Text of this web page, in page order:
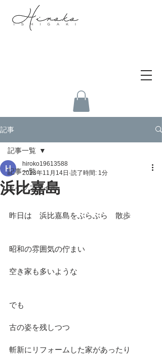
記事
記事一覧
ライフスタイル
記事一覧
浜比嘉島
hiroko19613588
2023年11月14日 読了時間: 1分
昨日は　浜比嘉島をぶらぶら　散歩
昭和の雰囲気の佇まい
空き家も多いような
でも
古の姿を残しつつ
斬新にリフォームした家があったり